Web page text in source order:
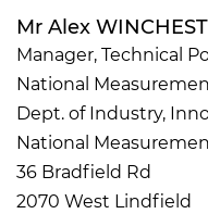
Mr Alex
Manager, Technical
National
Dept. of Industry,
National
36 Bradfield Rd
2070 West Lindfield